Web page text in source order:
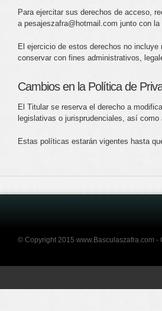
Para ejercitar sus derechos de acceso,
a pesajeszafra@hotmail.com junto con
El ejercicio de estos derechos no
conservar con fines administrativos,
Cambios en la Política de
El Titular se reserva el derecho a
legislativas o jurisprudenciales, así
Estas políticas estarán vigentes hasta
© Copyright 2015 www.Basculaszafra.com -